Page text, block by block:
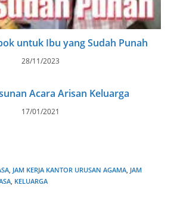
untuk Ibu yang Sudah Punah
28/11/2023
Acara Arisan Keluarga
17/01/2021
, JAM KERJA KANTOR URUSAN AGAMA, JAM
, KELUARGA